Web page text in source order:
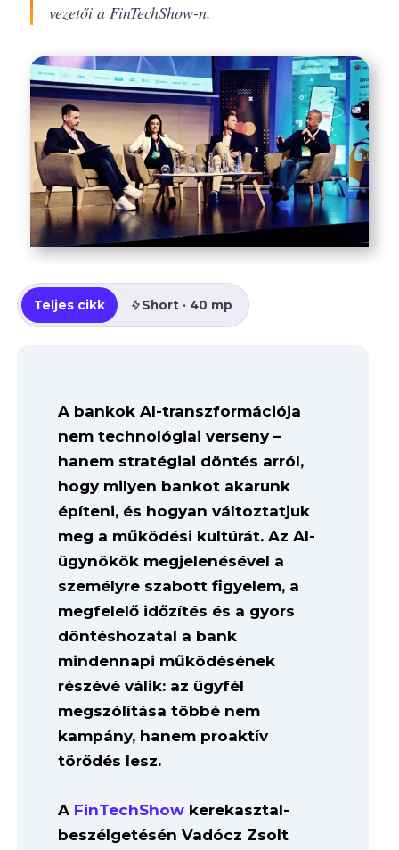
vezetői a FinTechShow-n.
Teljes cikk Short · 40 mp
A bankok AI-transzformációja
nem technológiai verseny –
hanem stratégiai döntés arról,
hogy milyen bankot akarunk
építeni, és hogyan változtatjuk
meg a működési kultúrát. Az AI-
ügynökök megjelenésével a
személyre szabott figyelem, a
megfelelő időzítés és a gyors
döntéshozatal a bank
mindennapi működésének
részévé válik: az ügyfél
megszólítása többé nem
kampány, hanem proaktív
törődés lesz.
A FinTechShow kerekasztal-
beszélgetésén Vadócz Zsolt